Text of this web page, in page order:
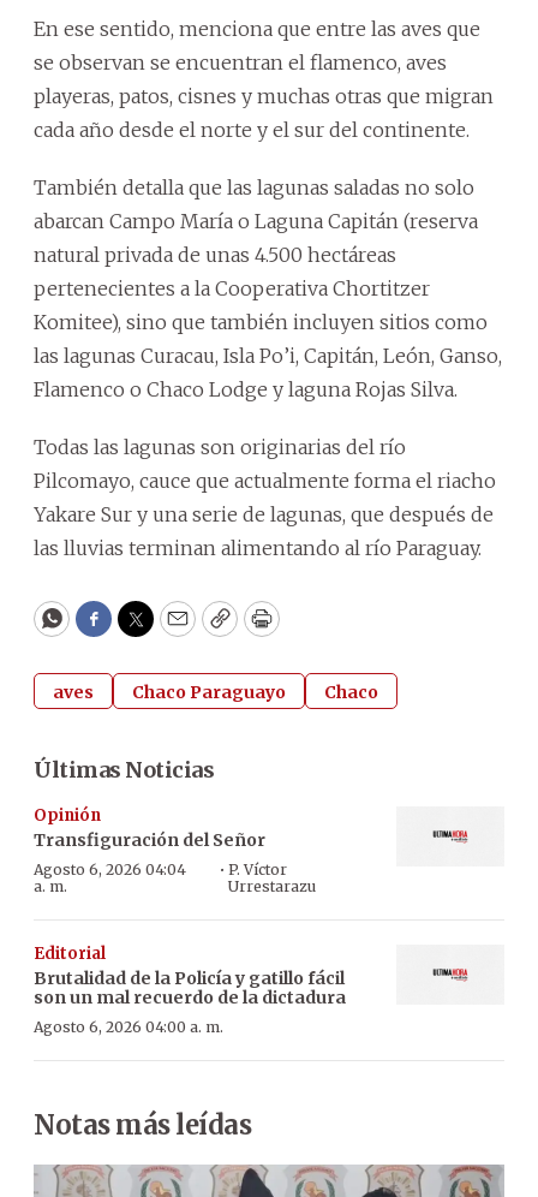
En ese sentido, menciona que entre las aves que
se observan se encuentran el flamenco, aves
playeras, patos, cisnes y muchas otras que migran
cada año desde el norte y el sur del continente.
También detalla que las lagunas saladas no solo
abarcan Campo María o Laguna Capitán (reserva
natural privada de unas 4.500 hectáreas
pertenecientes a la Cooperativa Chortitzer
Komitee), sino que también incluyen sitios como
las lagunas Curacau, Isla Po’i, Capitán, León, Ganso,
Flamenco o Chaco Lodge y laguna Rojas Silva.
Todas las lagunas son originarias del río
Pilcomayo, cauce que actualmente forma el riacho
Yakare Sur y una serie de lagunas, que después de
las lluvias terminan alimentando al río Paraguay.
WhatsApp
Facebook
Twitter
EmailCopyPrint
aves Chaco Paraguayo Chaco
Últimas Noticias
Opinión
Transfiguración del Señor
Agosto 6, 2026 04:04
a. m.
· P. Víctor
Urrestarazu
Editorial
Brutalidad de la Policía y gatillo fácil
son un mal recuerdo de la dictadura
Agosto 6, 2026 04:00 a. m.
Notas más leídas